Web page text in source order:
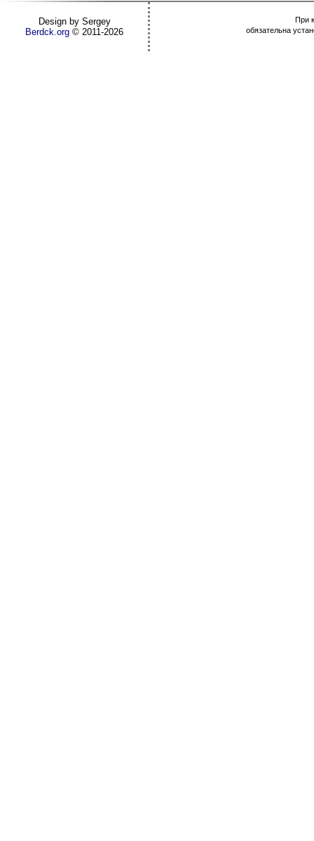
Design by Sergey
Berdck.org © 2011-2026
При
обязательна